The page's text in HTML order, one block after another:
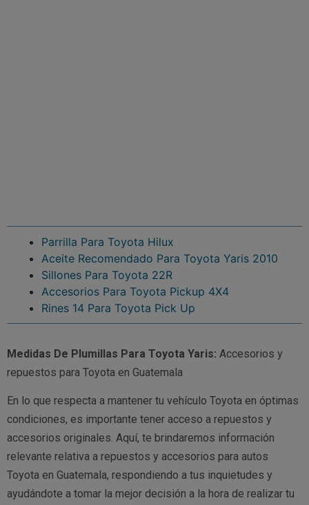
Parrilla Para Toyota Hilux
Aceite Recomendado Para Toyota Yaris 2010
Sillones Para Toyota 22R
Accesorios Para Toyota Pickup 4X4
Rines 14 Para Toyota Pick Up
Medidas De Plumillas Para Toyota Yaris: Accesorios y
repuestos para Toyota en Guatemala
En lo que respecta a mantener tu vehículo Toyota en óptimas
condiciones, es importante tener acceso a repuestos y
accesorios originales. Aquí, te brindaremos información
relevante relativa a repuestos y accesorios para autos
Toyota en Guatemala, respondiendo a tus inquietudes y
ayudándote a tomar la mejor decisión a la hora de realizar tu